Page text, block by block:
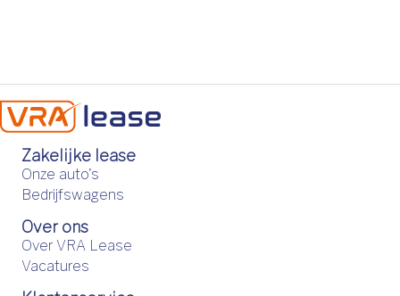
Zakelijke lease
Onze auto's
Bedrijfswagens
Over ons
Over VRA Lease
Vacatures